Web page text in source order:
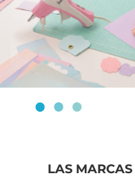
LAS MARCAS